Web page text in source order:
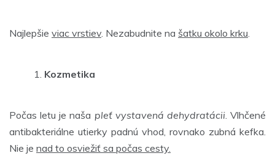
Najlepšie viac vrstiev . Nezabudnite na šatku okolo krku
Kozmetika
Počas letu je naša pleť vystavená dehydratácii. Vlhčené
antibakteriálne utierky padnú vhod, rovnako zubná kefka.
Nie je nad to osviežiť sa počas cesty.